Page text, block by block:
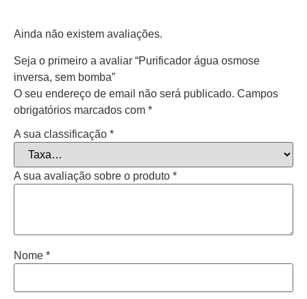
Ainda não existem avaliações.
Seja o primeiro a avaliar “Purificador água osmose
inversa, sem bomba”
O seu endereço de email não será publicado. Campos
obrigatórios marcados com *
A sua classificação *
A sua avaliação sobre o produto *
Nome *